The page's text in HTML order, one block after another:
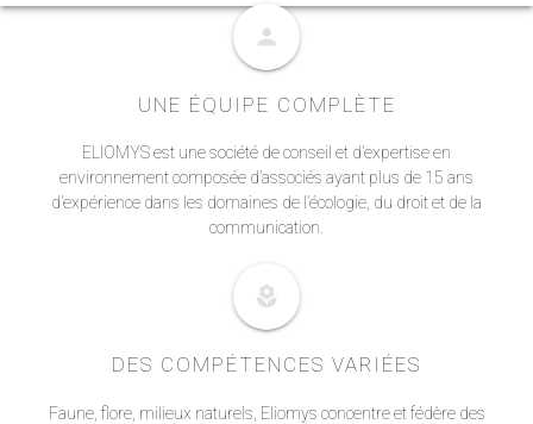
person
UNE ÉQUIPE COMPLÈTE
ELIOMYS est une société de conseil et d’expertise en
environnement composée d’associés ayant plus de 15 ans
d’expérience dans les domaines de l’écologie, du droit et de la
communication.
local_florist
DES COMPÉTENCES VARIÉES
Faune, flore, milieux naturels, Eliomys concentre et fédère des